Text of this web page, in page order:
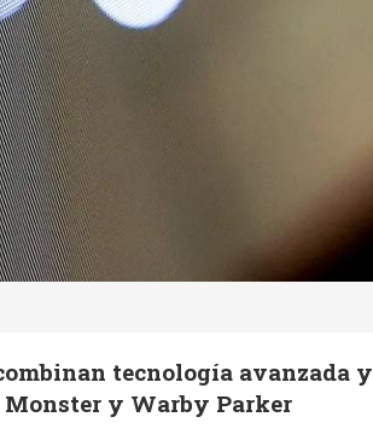
tecnología avanzada y
Monster y Warby Parker